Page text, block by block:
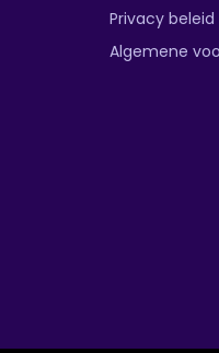
Privacy beleid
Algemene